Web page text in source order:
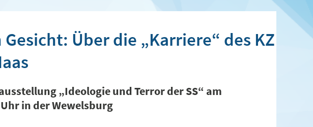
Über die „Karriere“ des KZ
„Ideologie und Terror der SS“ am
in der Wewelsburg